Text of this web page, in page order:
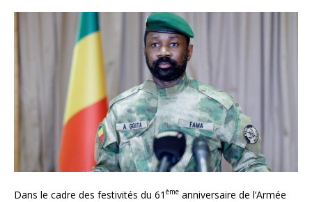
Dans le cadre des festivités du 61 ème anniversaire de l’Armée